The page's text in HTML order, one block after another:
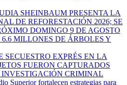
SHEINBAUM PRESENTA LA
DE REFORESTACIÓN 2026; SE
DOMINGO 9 DE AGOSTO
MILLONES DE ÁRBOLES Y
SECUESTRO EXPRÉS EN LA
FUERON CAPTURADOS
INVESTIGACIÓN CRIMINAL
Superior fortalecen estrategias para